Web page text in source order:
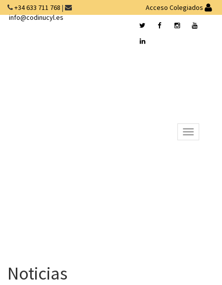
+34 633 711 768 |
info@codinucyl.es
Acceso Colegiados
Desplegar
navegación
Noticias